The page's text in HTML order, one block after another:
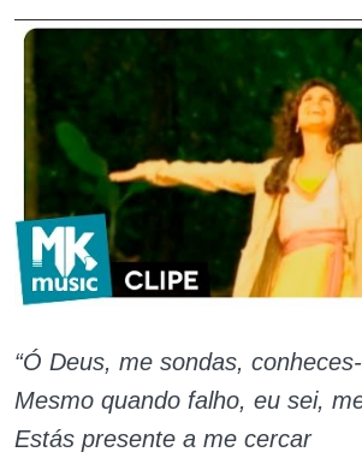
“Ó Deus, me sondas,
Mesmo quando falho, eu sei,
Estás presente a me cercar